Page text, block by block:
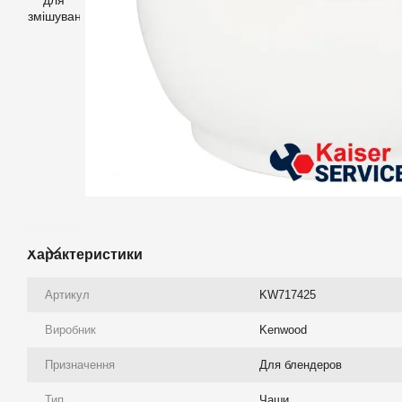
Характеристики
Артикул KW717425
Виробник Kenwood
Призначення Для блендеров